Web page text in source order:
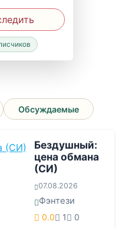
Обсуждаемые
Бездушный:
цена обмана
(СИ)
07.08.2026
Фэнтези
0.0 1 0